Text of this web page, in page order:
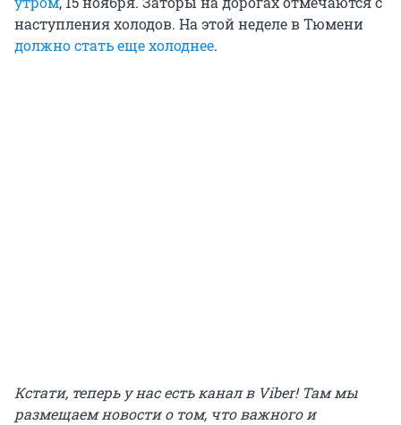
наступления холодов. На этой неделе в Тюмени
должно стать еще холоднее.
Кстати, теперь у нас есть канал в Viber! Там мы
размещаем новости о том, что важного и